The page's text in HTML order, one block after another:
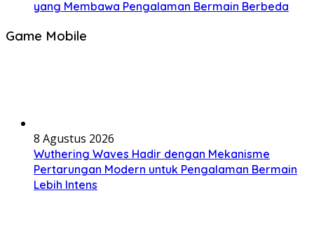
yang Membawa Pengalaman Bermain Berbeda
Game Mobile
8 Agustus 2026
Wuthering Waves Hadir dengan Mekanisme
Pertarungan Modern untuk Pengalaman Bermain
Lebih Intens